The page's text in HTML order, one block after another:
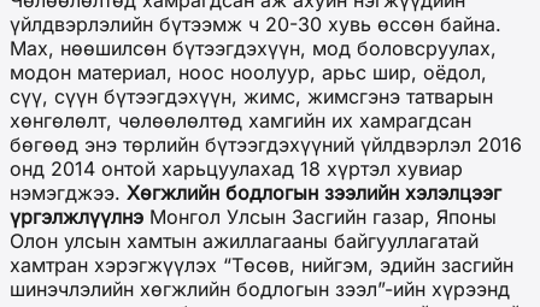
үйлдвэрлэлийн бүтээмж ч 20-30 хувь өссөн байна.
Мах, нөөшилсөн бүтээгдэхүүн, мод боловсруулах,
модон материал, ноос ноолуур, арьс шир, оёдол,
сүү, сүүн бүтээгдэхүүн, жимс, жимсгэнэ татварын
хөнгөлөлт, чөлөөлөлтөд хамгийн их хамрагдсан
бөгөөд энэ төрлийн бүтээгдэхүүний үйлдвэрлэл 2016
онд 2014 онтой харьцуулахад 18 хүртэл хувиар
нэмэгджээ. Хөгжлийн бодлогын зээлийн хэлэлцээг
үргэлжлүүлнэ Монгол Улсын Засгийн газар, Японы
Олон улсын хамтын ажиллагааны байгууллагатай
хамтран хэрэгжүүлэх “Төсөв, нийгэм, эдийн засгийн
шинэчлэлийн хөгжлийн бодлогын зээл”-ийн хүрээнд